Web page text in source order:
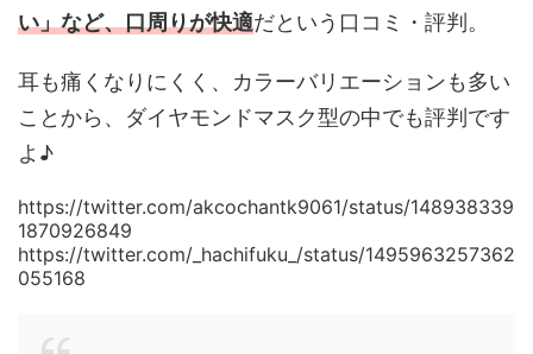
い」など、口周りが快適だという口コミ・評判。
耳も痛くなりにくく、カラーバリエーションも多い
ことから、ダイヤモンドマスク型の中でも評判です
よ♪
https://twitter.com/akcochantk9061/status/148938339
1870926849
https://twitter.com/_hachifuku_/status/1495963257362
055168